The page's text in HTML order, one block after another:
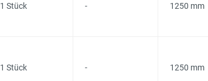
1 Stück - 1250 mm
1 Stück - 1250 mm